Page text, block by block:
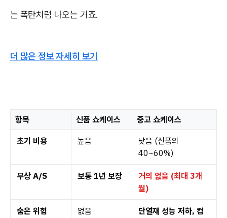
는 폭탄처럼 나오는 거죠.
더 많은 정보 자세히 보기
항목 신품 쇼케이스 중고 쇼케이스
초기 비용 높음
낮음 (신품의
40~60%)
무상 A/S 보통 1년 보장
거의 없음 (최대 3개
월)
숨은 위험 없음
단열재 성능 저하, 컴